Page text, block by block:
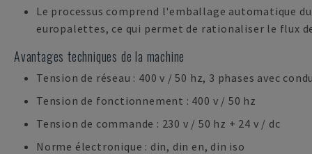
Le processus comprend l'emballage automatique
europalettes, ce qui permet de rationaliser le flux
Avantages techniques de la machine
Tension de réseau : 400 v / 50 hz, 3 phases avec
Tension de fonctionnement : 400 v / 50 hz
Tension de commande : 230 v / 50 hz + 24 v / dc
Norme électronique : din, din en, din iso